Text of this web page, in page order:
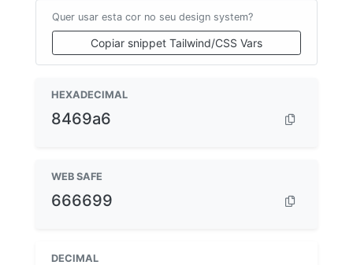
Quer usar esta cor no seu design system?
Copiar snippet Tailwind/CSS Vars
HEXADECIMAL
8469a6
WEB SAFE
666699
DECIMAL